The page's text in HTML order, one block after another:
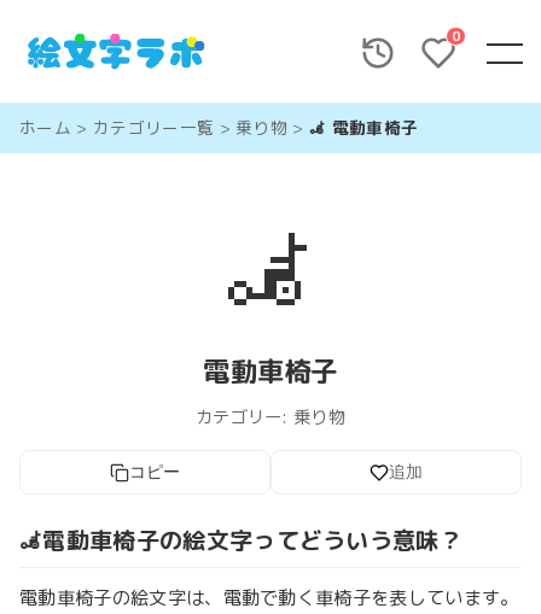
0
ホーム > カテゴリー一覧 > 乗り物 >🦼 電動車椅子
🦼
電動車椅子
カテゴリー: 乗り物
コピー 追加
🦼電動車椅子の絵文字ってどういう意味？
電動車椅子の絵文字は、電動で動く車椅子を表しています。